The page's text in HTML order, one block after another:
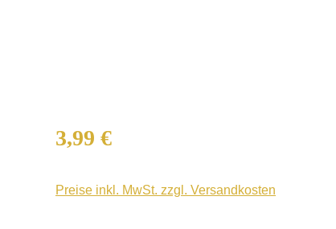
Regulärer Preis:
3,99 €
Preise inkl. MwSt. zzgl. Versandkosten